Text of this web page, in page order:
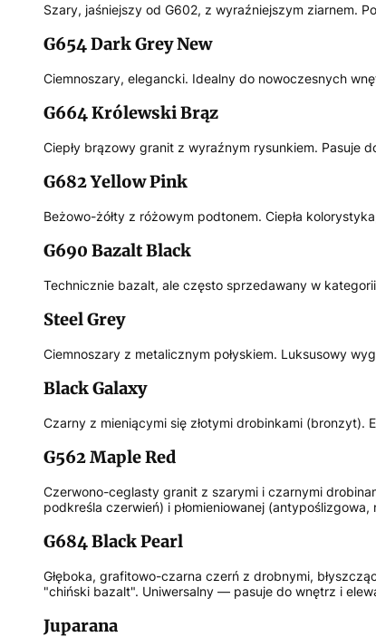
Szary, jaśniejszy od G602, z wyraźniejszym ziarnem.
G654 Dark Grey New
Ciemnoszary, elegancki. Idealny do nowoczesnych
G664 Królewski Brąz
Ciepły brązowy granit z wyraźnym rysunkiem. Pasuje
G682 Yellow Pink
Beżowo-żółty z różowym podtonem. Ciepła
G690 Bazalt Black
Technicznie bazalt, ale często sprzedawany w
Steel Grey
Ciemnoszary z metalicznym połyskiem. Luksusowy
Black Galaxy
Czarny z mieniącymi się złotymi drobinkami
G562 Maple Red
Czerwono-ceglasty granit z szarymi i czarnymi
podkreśla czerwień) i płomieniowanej
G684 Black Pearl
Głęboka, grafitowo-czarna czerń z drobnymi,
"chiński bazalt". Uniwersalny — pasuje do wnętrz i
Juparana